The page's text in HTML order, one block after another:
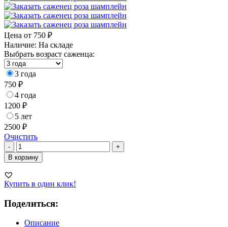
Цена от 750 ₽
Наличие: На складе
Выбрать возраст саженца:
3 года
750 ₽
4 года
1200 ₽
5 лет
2500 ₽
Очистить
-
Количество
товара
Роза
+
В корзину
Купить в один клик!
Поделиться:
Описание